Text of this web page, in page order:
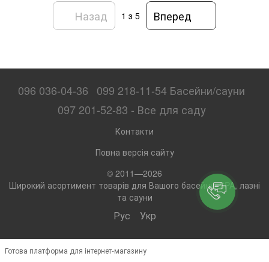
Назад 1 з 5 Вперед
096 036-04-36
099 218-11-54 Басейни/сауни
097 201-52-83 - Все для саду
Контакти
Повна версія сайту
© 2011—2026
Широкий асортимент товарів для Вашого басейну, SPA, лазні
та сауни
Рус Укр
Готова платформа для інтернет-магазину